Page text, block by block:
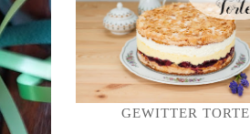
GEWITTER TORTE